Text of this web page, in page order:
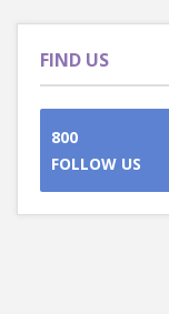
FIND US
800
FOLLOW US